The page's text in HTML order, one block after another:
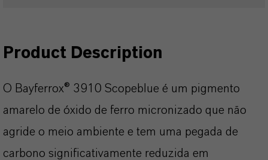
Product Description
O Bayferrox® 3910 Scopeblue é um pigmento
amarelo de óxido de ferro micronizado que não
agride o meio ambiente e tem uma pegada de
carbono significativamente reduzida em